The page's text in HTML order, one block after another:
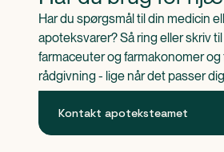
Har du spørgsmål til din medicin
apoteksvarer? Så ring eller skriv
farmaceuter og farmakonomer og
rådgivning - lige når det passer
Kontakt apoteksteamet